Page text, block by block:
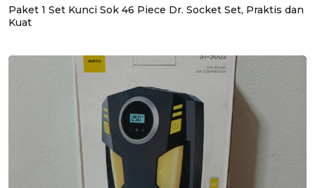
Paket 1 Set Kunci Sok 46 Piece Dr. Socket Set, Praktis dan
Kuat